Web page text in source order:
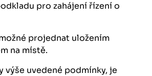
pro zahájení řízení o
projednat uložením
na místě.
výše uvedené podmínky, je